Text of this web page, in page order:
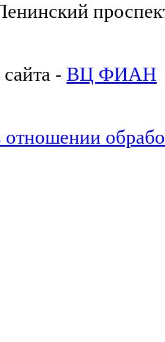
- ВЦ ФИАН
отношении